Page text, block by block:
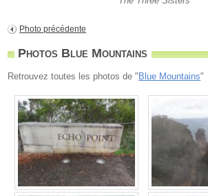
Photo précédente
Photos Blue Mountains
Retrouvez toutes les photos de "Blue Mountains"